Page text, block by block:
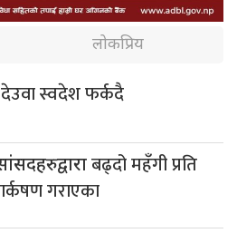
लोकप्रिय
देउवा स्वदेश फर्कदै
बढ्दो महँगी प्रति
गराएका